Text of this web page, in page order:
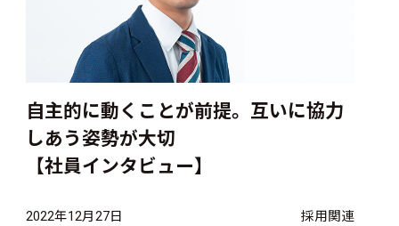
自主的に動くことが前提。互いに協力
しあう姿勢が大切
【社員インタビュー】
2022年12月27日 採用関連